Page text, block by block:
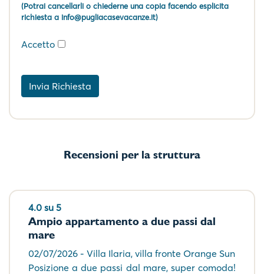
(Potrai cancellarli o chiederne una copia facendo esplicita
richiesta a info@pugliacasevacanze.it)
Accetto
Invia Richiesta
Recensioni per la struttura
4.0 su 5
Ampio appartamento a due passi dal
mare
02/07/2026 - Villa Ilaria, villa fronte Orange Sun
Posizione a due passi dal mare, super comoda!